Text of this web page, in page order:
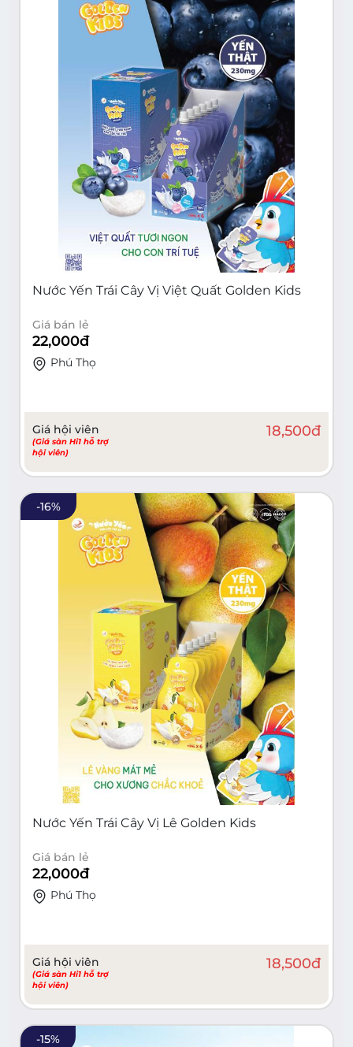
Nước Yến Trái Cây Vị Việt Quất Golden Kids
Giá bán lẻ
22,000đ
Phú Thọ
Giá hội viên
(Giá sàn Hi1 hỗ trợ
hội viên)
18,500đ
-16%
Nước Yến Trái Cây Vị Lê Golden Kids
Giá bán lẻ
22,000đ
Phú Thọ
Giá hội viên
(Giá sàn Hi1 hỗ trợ
hội viên)
18,500đ
-15%